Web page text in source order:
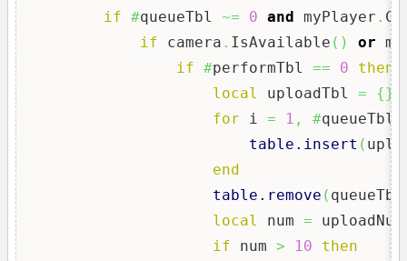
if #queueTbl ~= 0 and myPlayer .
if camera . IsAvailable ( ) or
if #performTbl == 0
then
local
uploadTbl = {}
for i = 1 , #queueTbl
table.insert (
end
table.remove ( queueTbl
local
num =
if num > 10
then